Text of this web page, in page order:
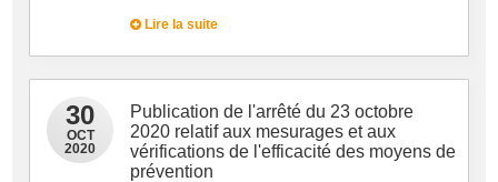
Lire la suite
30
OCT
2020
Publication de l'arrêté du 23 octobre
2020 relatif aux mesurages et aux
vérifications de l'efficacité des moyens de
prévention